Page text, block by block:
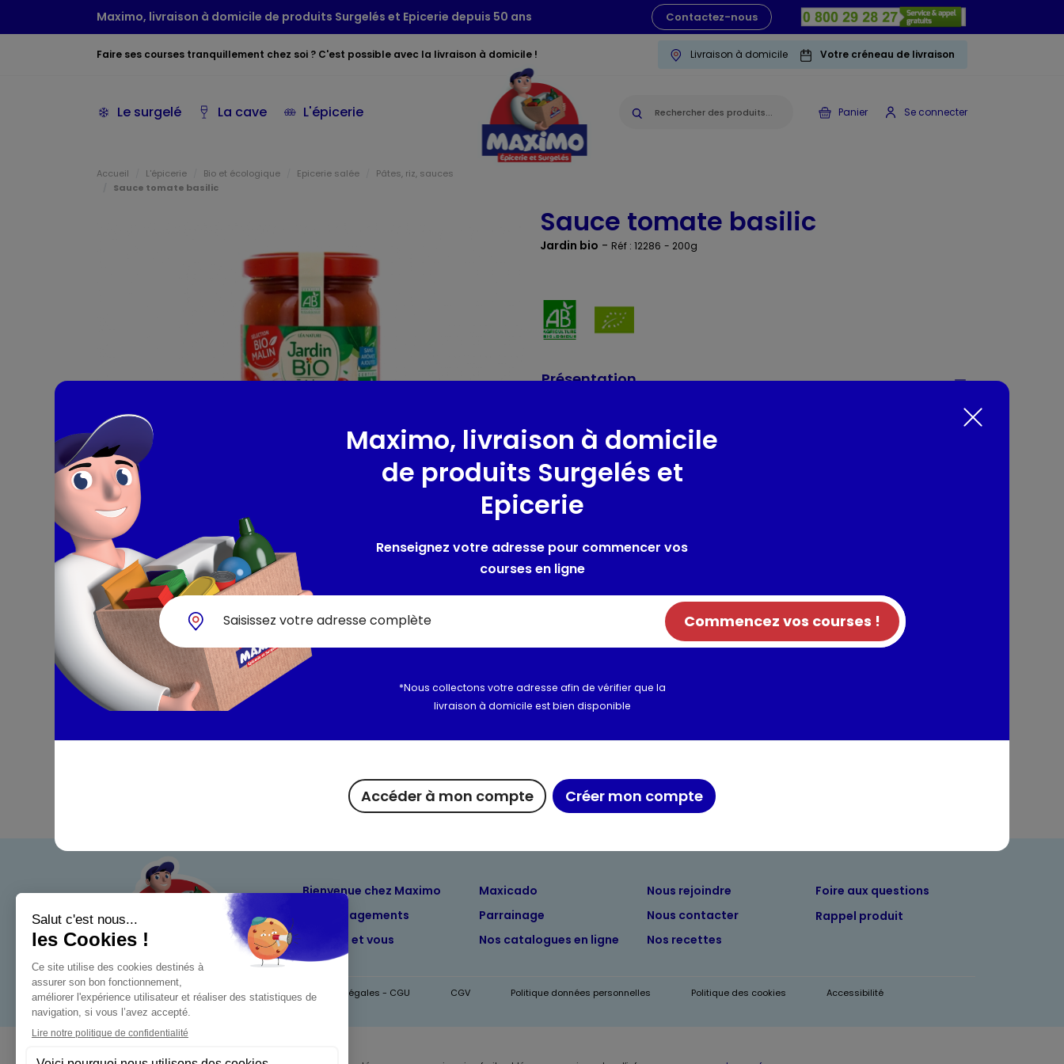
Maximo, livraison à domicile de produits Surgelés et Epicerie depuis 50 ans Contactez-nous
Faire ses courses tranquillement chez soi ? C'est possible avec la livraison à domicile ! Livraison à domicile Votre créneau de livraison
Le surgelé La cave L'épicerie Panier Se connecter
Accueil L'épicerie Bio et écologique Epicerie salée
Pâtes, riz, sauces
Sauce tomate basilic
Sauce tomate basilic
Jardin bio - Réf : 12286 - 200g
Présentation
basilic bio et de petits légumes pour une saveur incomparable.Bio Malin les
produits bio du quotidien. Cuisiné en France 1% For the planet BIO Sans
arômes ajoutés
Composition / Ingrédients / Allergènes
tomates*), oignons* en morceaux, basilic* 1,4 %, sel marin, purée d'ail*,
sucre de canne*, huile d'olive* vierge extra, huile de tournesol*, poivre noir*.
*Produits issus de l'agriculture biologique. Peut contenir des traces de
Valeurs nutritionnelles
Informations complémentaires
Bienvenue chez Maximo
Nos engagements
Maximo et vous
Maxicado
Parrainage
Nos catalogues en ligne
Nous rejoindre
Nous contacter
Nos recettes
Foire aux questions
Rappel produit
Mentions légales - CGU CGV Politique données personnelles Politique des cookies Accessibilité
Maximo, livraison à domicile
de produits Surgelés et
Epicerie
Renseignez votre adresse pour commencer vos
courses en ligne
Commencez vos courses !
*Nous collectons votre adresse afin de vérifier que la
livraison à domicile est bien disponible
Accéder à mon compte Créer mon compte